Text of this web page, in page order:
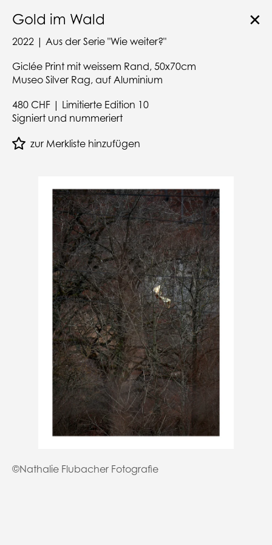
Gold im Wald
2022 | Aus der Serie "Wie weiter?"
Giclée Print mit weissem Rand, 50x70cm
Museo Silver Rag, auf Aluminium
480 CHF | Limitierte Edition 10
Signiert und nummeriert
zur Merkliste hinzufügen
✕
©Nathalie Flubacher Fotografie